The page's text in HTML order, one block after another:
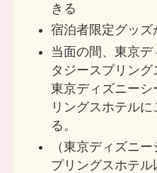
きる
宿泊者限定グッズ
当面の間、東京
タジースプリング
東京ディズニー
リングスホテル
る。
（東京ディズニ
プリングスホテ